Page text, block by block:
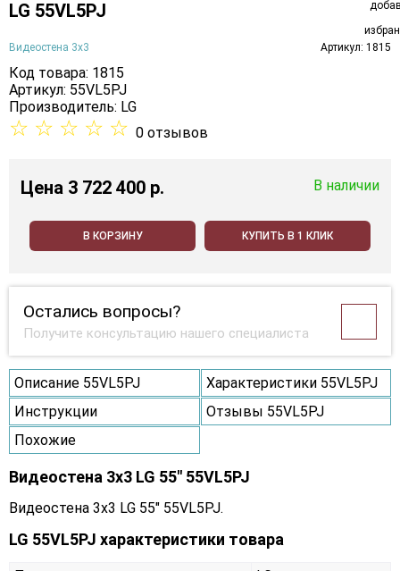
LG 55VL5PJ
Видеостена 3х3 Артикул: 1815
Код товара: 1815
Артикул: 55VL5PJ
Производитель: LG
☆ ☆ ☆ ☆ ☆ 0 отзывов
Цена 3 722 400 p. В наличии
В КОРЗИНУ КУПИТЬ В 1 КЛИК
Остались вопросы?
Получите консультацию нашего специалиста
Описание 55VL5PJ
Характеристики 55VL5PJ
Инструкции
Отзывы 55VL5PJ
Похожие
Видеостена 3x3 LG 55" 55VL5PJ
Видеостена 3x3 LG 55" 55VL5PJ.
LG 55VL5PJ характеристики товара